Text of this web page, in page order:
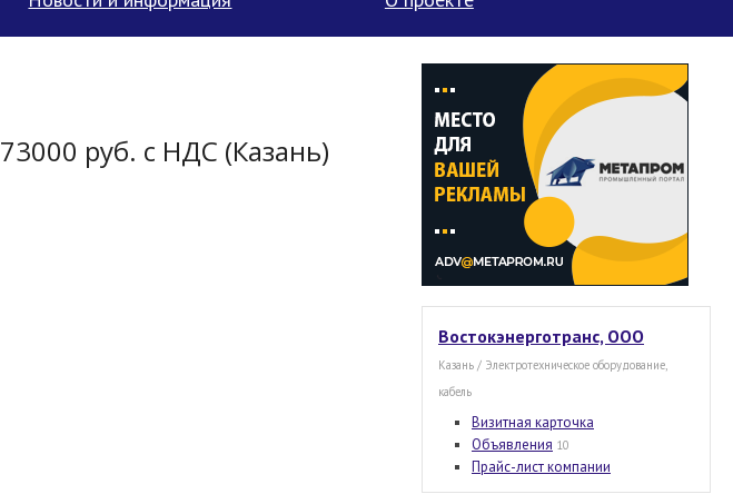
руб. с НДС (Казань)
Востокэнерготранс, ООО
Казань / Электротехническое оборудование,
кабель
Визитная карточка
Объявления 10
Прайс-лист компании